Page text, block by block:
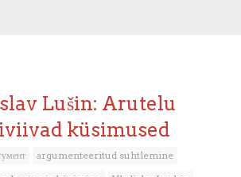
Lušin: Arutelu
küsimused
argumenteeritud suhtlemine